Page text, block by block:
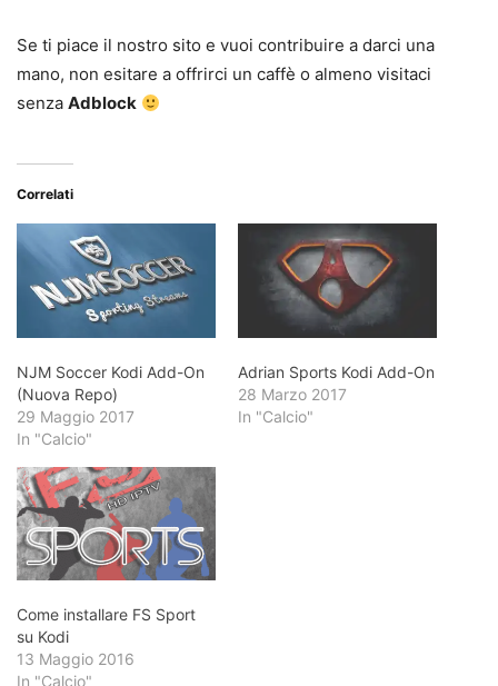
Se ti piace il nostro sito e vuoi contribuire a darci una
mano, non esitare a offrirci un caffè o almeno visitaci
senza Adblock
Correlati
NJM Soccer Kodi Add-On
(Nuova Repo)
29 Maggio 2017
In "Calcio"
Adrian Sports Kodi Add-On
28 Marzo 2017
In "Calcio"
Come installare FS Sport
su Kodi
13 Maggio 2016
In "Calcio"